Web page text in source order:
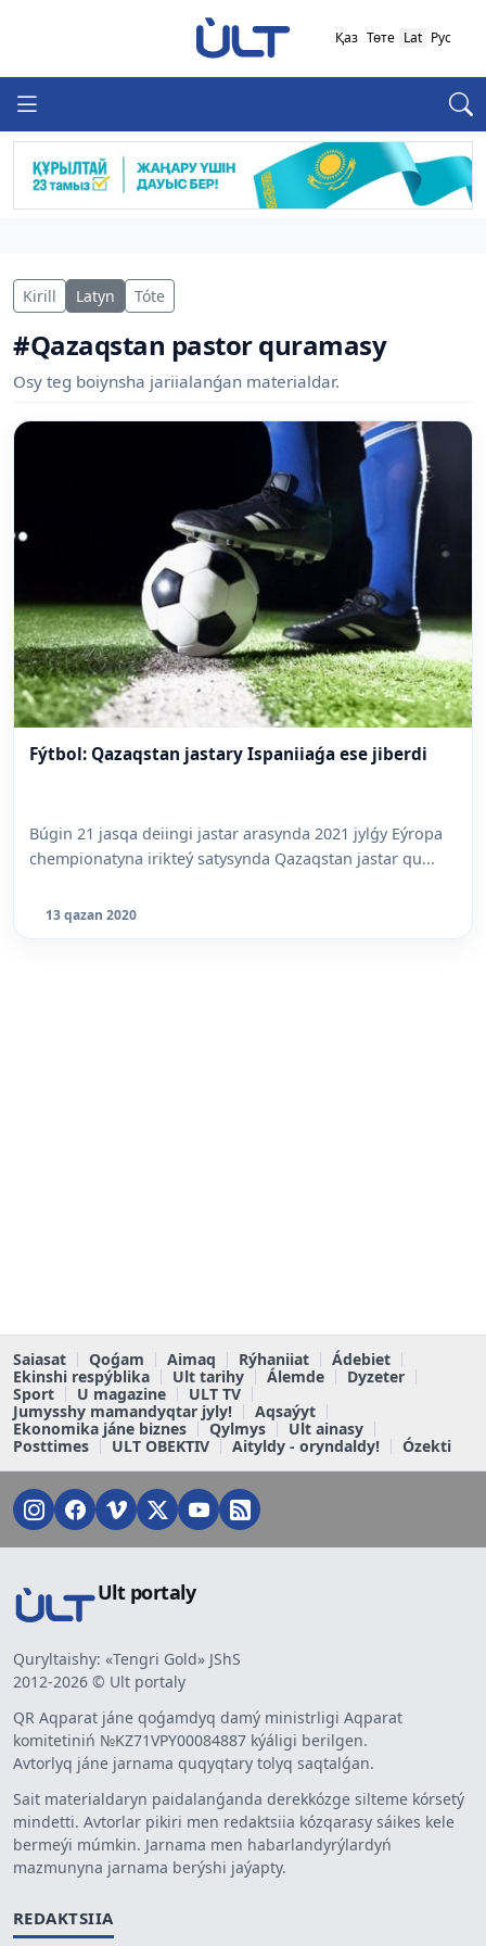
Қаз Төте Lat Рус
Kirill Latyn Tóte
#Qazaqstan pastor quramasy
Osy teg boiynsha jariialanǵan materialdar.
Fýtbol: Qazaqstan jastary Ispaniiaǵa ese jiberdi
Búgin 21 jasqa deiingi jastar arasynda 2021 jylǵy Eýropa
chempionatyna irikteý satysynda Qazaqstan jastar qu...
13 qazan 2020
Saiasat Qoǵam Aimaq Rýhaniiat
Ádebiet
Ekinshi respýblika
Ult tarihy Álemde
Dyzeter
Sport
U magazine
ULT TV
Jumysshy mamandyqtar jyly!
Aqsaýyt
Ekonomika jáne biznes
Qylmys
Ult ainasy
Posttimes
ULT OBEKTIV Aityldy - oryndaldy! Ózekti
Ult portaly
Quryltaishy: «Tengri Gold» JShS
2012-2026 © Ult portaly
QR Aqparat jáne qoǵamdyq damý ministrligi Aqparat
komitetiniń №KZ71VPY00084887 kýáligi berilgen.
Avtorlyq jáne jarnama quqyqtary tolyq saqtalǵan.
Sait materialdaryn paidalanǵanda derekkózge silteme kórsetý
mindetti. Avtorlar pikiri men redaktsiia kózqarasy sáikes kele
bermeýi múmkin. Jarnama men habarlandyrýlardyń
mazmunyna jarnama berýshi jaýapty.
REDAKTSIIA